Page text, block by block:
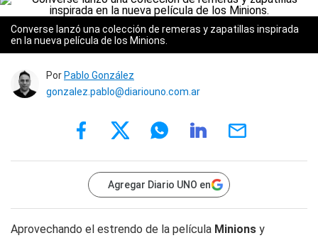
Converse lanzó una colección de remeras y zapatillas inspirada
en la nueva película de los Minions.
Por Pablo González
gonzalez.pablo@diariouno.com.ar
Agregar Diario UNO en
Aprovechando el estrendo de la película Minions y